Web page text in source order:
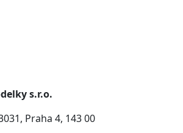
s.r.o.
Praha 4, 143 00